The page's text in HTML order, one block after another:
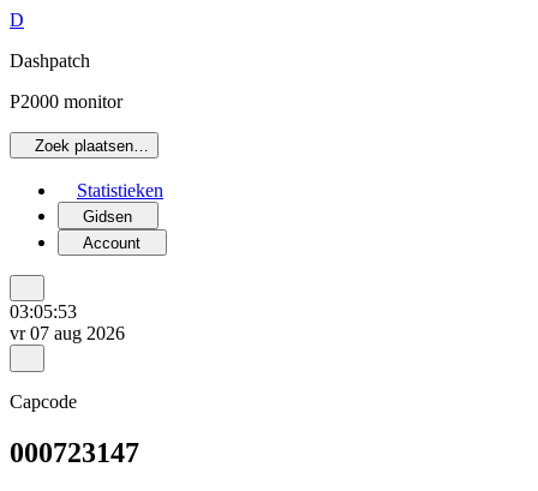
D
Dashpatch
P2000 monitor
Zoek plaatsen…
Statistieken
Gidsen
Account
03:05:53
vr 07 aug 2026
Capcode
000723147